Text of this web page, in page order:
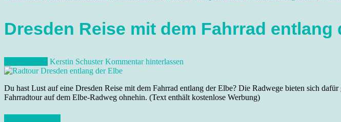
Dresden Reise mit dem Fahrrad entlang
Kerstin Schuster Kommentar hinterlassen
Du hast Lust auf eine Dresden Reise mit dem Fahrrad entlang der Elbe? Die Radwege bieten sich
Fahrradtour auf dem Elbe-Radweg ohnehin. (Text enthält kostenlose Werbung)